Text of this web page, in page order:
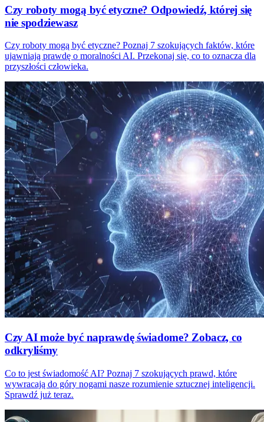
Czy roboty mogą być etyczne? Odpowiedź, której się
nie spodziewasz
Czy roboty mogą być etyczne? Poznaj 7 szokujących faktów, które
ujawniają prawdę o moralności AI. Przekonaj się, co to oznacza dla
przyszłości człowieka.
Czy AI może być naprawdę świadome? Zobacz, co
odkryliśmy
Co to jest świadomość AI? Poznaj 7 szokujących prawd, które
wywracają do góry nogami nasze rozumienie sztucznej inteligencji.
Sprawdź już teraz.